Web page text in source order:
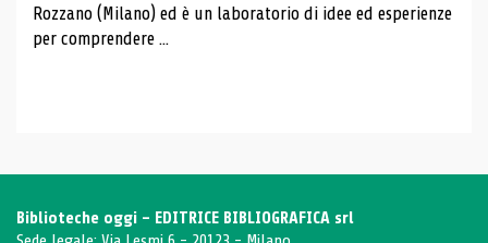
Rozzano (Milano) ed è un laboratorio di idee ed esperienze
per comprendere ...
Biblioteche oggi - EDITRICE BIBLIOGRAFICA srl